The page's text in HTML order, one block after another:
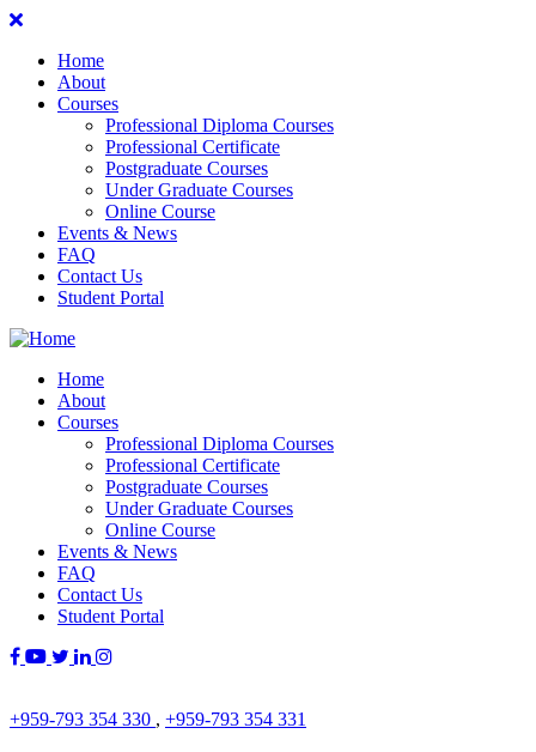
Home
About
Courses
Professional Diploma Courses
Professional Certificate
Postgraduate Courses
Under Graduate Courses
Online Course
Events & News
FAQ
Contact Us
Student Portal
Home
About
Courses
Professional Diploma Courses
Professional Certificate
Postgraduate Courses
Under Graduate Courses
Online Course
Events & News
FAQ
Contact Us
Student Portal
+959-793 354 330 , +959-793 354 331